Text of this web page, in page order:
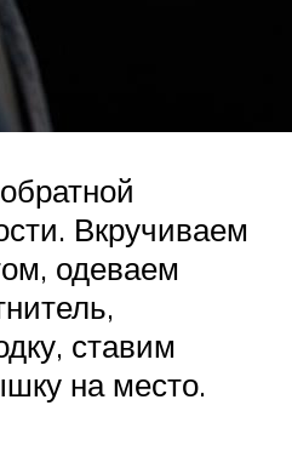
Вкручиваем
одеваем
ставим
на место.